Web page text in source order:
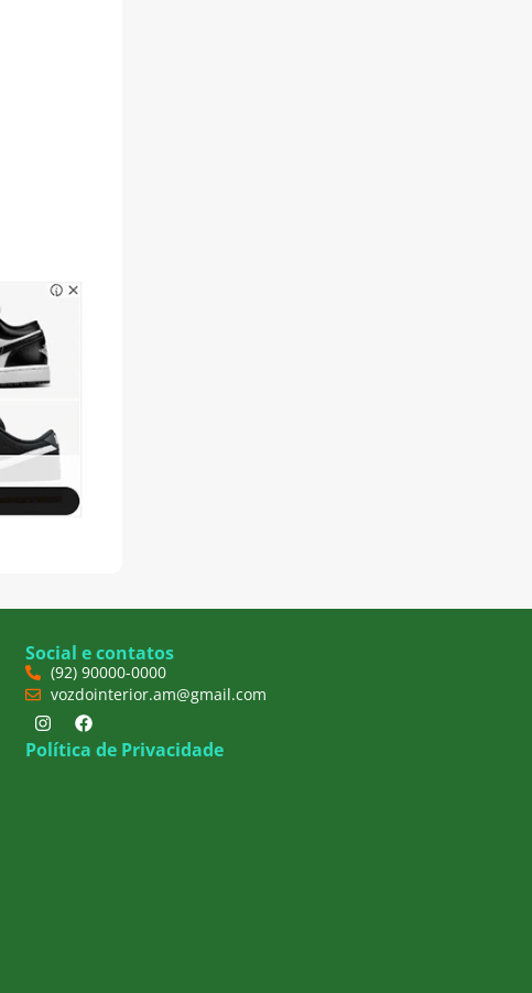
Social e contatos
(92) 90000-0000
vozdointerior.am@gmail.com
Política de Privacidade